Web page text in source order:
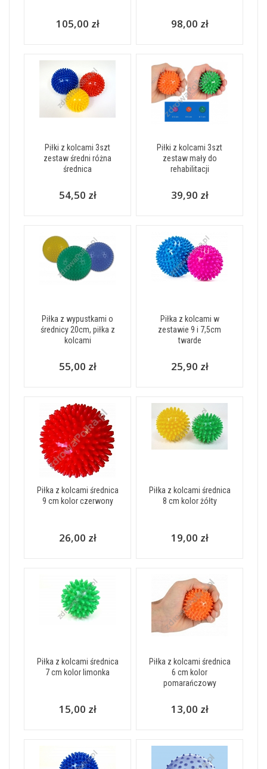
105,00 zł 98,00 zł
Piłki z kolcami 3szt
zestaw średni różna
średnica
54,50 zł
Piłki z kolcami 3szt
zestaw mały do
rehabilitacji
39,90 zł
Piłka z wypustkami o
średnicy 20cm, piłka z
kolcami
55,00 zł
Piłka z kolcami w
zestawie 9 i 7,5cm
twarde
25,90 zł
Piłka z kolcami średnica
9 cm kolor czerwony
26,00 zł
Piłka z kolcami średnica
8 cm kolor żółty
19,00 zł
Piłka z kolcami średnica
7 cm kolor limonka
15,00 zł
Piłka z kolcami średnica
6 cm kolor
pomarańczowy
13,00 zł